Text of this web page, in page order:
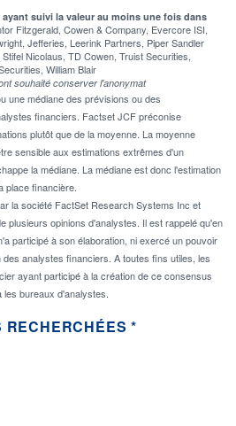
suivi la valeur au moins une fois dans
Fitzgerald, Cowen & Company, Evercore ISI,
Jefferies, Leerink Partners, Piper Sandler
Nicolaus, TD Cowen, Truist Securities,
William Blair
souhaité conserver l'anonymat
une médiane des prévisions ou des
financiers. Factset JCF préconise
plutôt que de la moyenne. La moyenne
sensible aux estimations extrêmes d'un
la médiane. La médiane est donc l'estimation
place financière.
la société FactSet Research Systems Inc et
plusieurs opinions d'analystes. Il est rappelé qu'en
participé à son élaboration, ni exercé un pouvoir
analystes financiers. A toutes fins utiles, les
ayant participé à la création de ce consensus
bureaux d'analystes.
*